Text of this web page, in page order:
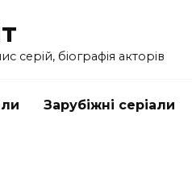
серій, біографія акторів
Зарубіжні серіали